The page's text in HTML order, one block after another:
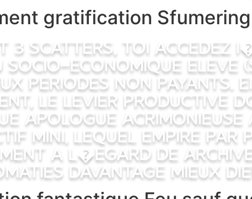
gratification
3 scatters, toi accedez
socio-economique eleve
periodes non payants.
le Levier Productive
Apologue
mini, lequel empire par
a l�egard de
davantage mieux